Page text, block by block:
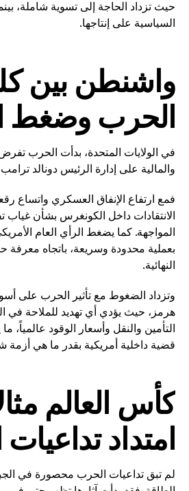
حيث تزداد الحاجة إلى تسوية شاملة،
السياسية على إنتاجها.
واشنطن بين
الحرب وضغط
في الولايات المتحدة، بدأت الحرب
والمالية على إدارة الرئيس دونالد
فمع ارتفاع الإنفاق العسكري واتساع
الانتقادات داخل الكونغرس بشأن
المواجهة. كما يضغط الرأي العام
بعملية محدودة وسريعة، باتجاه معرفة
النهائية.
وتزداد الضغوط مع تأثير الحرب على
هرمز، حيث يؤدي أي تهديد للملاحة في
التأمين والنقل وأسعار الوقود عالمياً،
قضية داخلية أمريكية بقدر ما هي
كأس العالم
امتداد
لم تبق تداعيات الحرب محصورة في